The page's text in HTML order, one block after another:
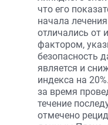
что его
начала
отличались от
фактором,
безопасность
является и
индекса на
за время
течение
отмечено